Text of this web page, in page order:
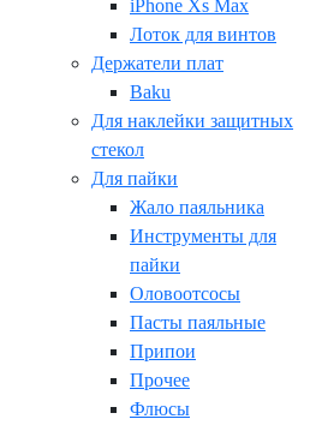
iPhone Xs Max
Лоток для винтов
Держатели плат
Baku
Для наклейки защитных
стекол
Для пайки
Жало паяльника
Инструменты для
пайки
Оловоотсосы
Пасты паяльные
Припои
Прочее
Флюсы